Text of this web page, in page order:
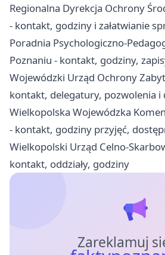
Regionalna Dyrekcja Ochrony
- kontakt, godziny i załatwianie
Poradnia Psychologiczno-
Poznaniu - kontakt, godziny,
Wojewódzki Urząd Ochrony
kontakt, delegatury, pozwolenia i
Wielkopolska Wojewódzka
- kontakt, godziny przyjęć,
Wielkopolski Urząd Celno-
kontakt, oddziały, godziny
Zareklamuj